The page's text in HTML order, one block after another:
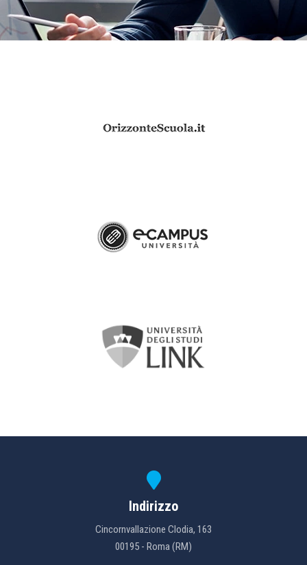
Indirizzo
Cincornvallazione Clodia, 163
00195 - Roma (RM)